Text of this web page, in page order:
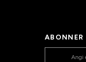
ABONNER